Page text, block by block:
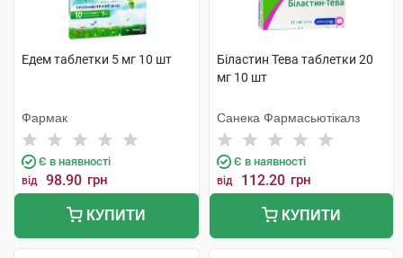
Едем таблетки 5 мг 10 шт
Фармак
Є в наявності
від 98.90 грн
КУПИТИ
Біластин Тева таблетки 20
мг 10 шт
Санека Фармасьютікалз
Є в наявності
від 112.20 грн
КУПИТИ